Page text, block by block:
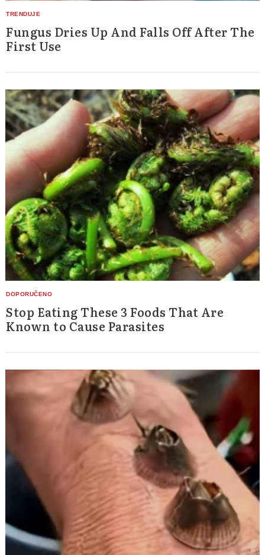
Fungus Dries Up And Falls Off After The
First Use
Stop Eating These 3 Foods That Are
Known to Cause Parasites
Search
for: